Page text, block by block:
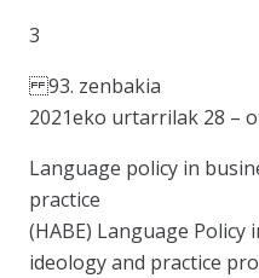
3
93. zenbakia
2021eko urtarrilak 28 –
Language policy in
practice
(HABE) Language Policy
ideology and practice